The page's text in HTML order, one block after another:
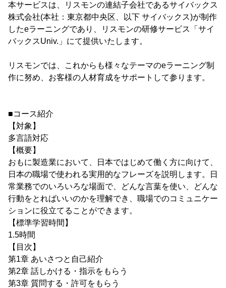
本サービスは、リスモンの連結子会社であるサイバックス
株式会社(本社：東京都中央区、以下 サイバックス)が制作
したeラーニングであり、リスモンの研修サービス「サイ
バックスUniv.」にて提供いたします。
リスモンでは、これからも様々なテーマのeラーニング制
作に努め、お客様の人材育成をサポートして参ります。
■コース紹介
【対象】
多言語対応
【概要】
おもに製造業において、日本ではじめて働く方に向けて、
日本の職場で使われる実用的なフレーズを説明します。日
常業務でのいろいろな場面で、どんな言葉を使い、どんな
行動をとればいいのかを理解でき、職場でのコミュニケー
ションに役立てることができます。
【標準学習時間】
1.5時間
【目次】
第1章 あいさつと自己紹介
第2章 話しかける・指示をもらう
第3章 質問する・許可をもらう